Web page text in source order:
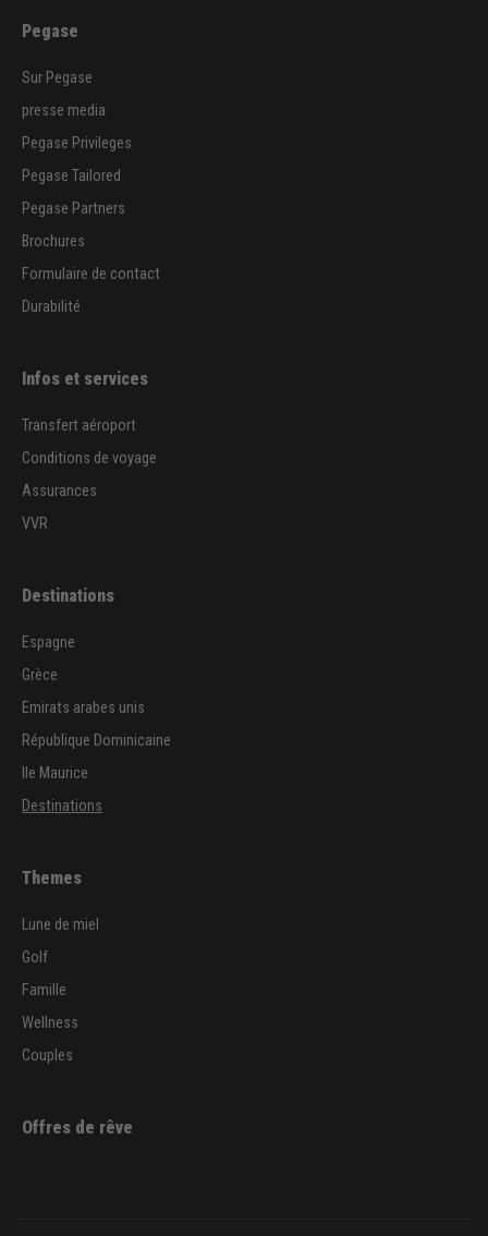
Pegase
Sur Pegase
presse media
Pegase Privileges
Pegase Tailored
Pegase Partners
Brochures
Formulaire de contact
Durabilité
Infos et services
Transfert aéroport
Conditions de voyage
Assurances
VVR
Destinations
Espagne
Grèce
Emirats arabes unis
République Dominicaine
Ile Maurice
Destinations
Themes
Lune de miel
Golf
Famille
Wellness
Couples
Offres de rêve